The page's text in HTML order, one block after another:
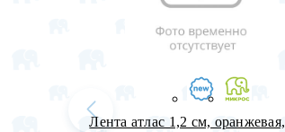
Лента атлас 1,2 см, оранжевая,